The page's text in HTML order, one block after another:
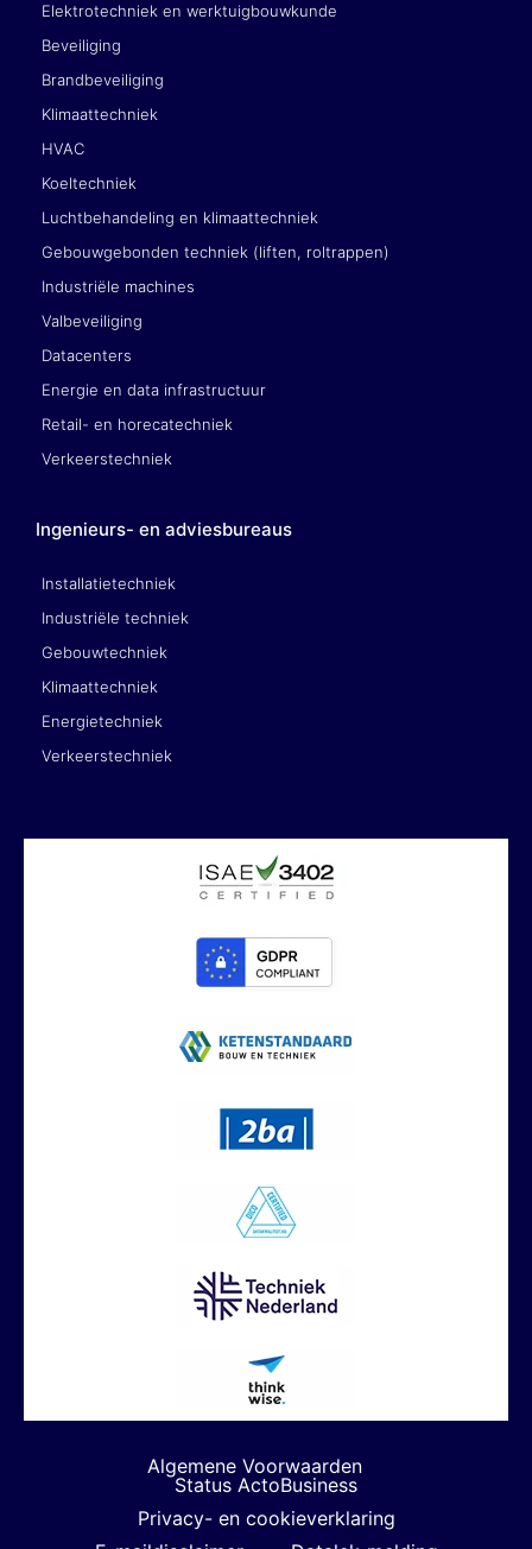
Elektrotechniek en werktuigbouwkunde
Beveiliging
Brandbeveiliging
Klimaattechniek
HVAC
Koeltechniek
Luchtbehandeling en klimaattechniek
Gebouwgebonden techniek (liften, roltrappen)
Industriële machines
Valbeveiliging
Datacenters
Energie en data infrastructuur
Retail- en horecatechniek
Verkeerstechniek
Ingenieurs- en adviesbureaus
Installatietechniek
Industriële techniek
Gebouwtechniek
Klimaattechniek
Energietechniek
Verkeerstechniek
Algemene Voorwaarden
Status ActoBusiness
Privacy- en cookieverklaring